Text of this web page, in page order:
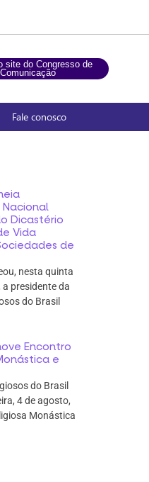
site do Congresso de
Comunicação
Fale conosco
Nacional
Dicastério
Vida
de
nesta quinta
presidente da
do Brasil
Encontro
e
do Brasil
4 de agosto,
Monástica